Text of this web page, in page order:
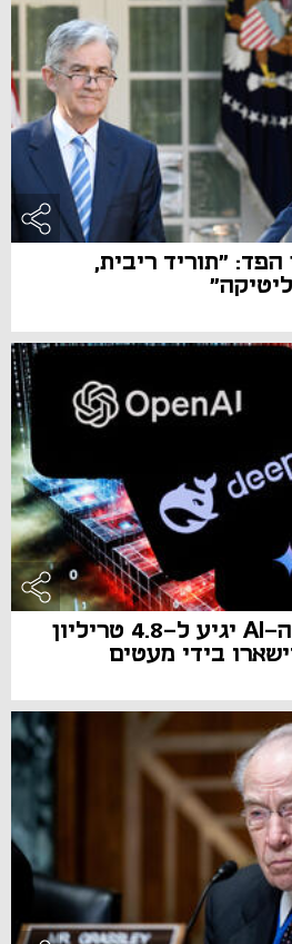
"תוריד ריבית,
האו"ם מזהיר: שוק ה-AI יגיע ל-4.8 טריליון
בידי מעטים